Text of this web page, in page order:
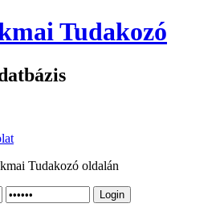
Tudakozó
Tudakozó oldalán
Login